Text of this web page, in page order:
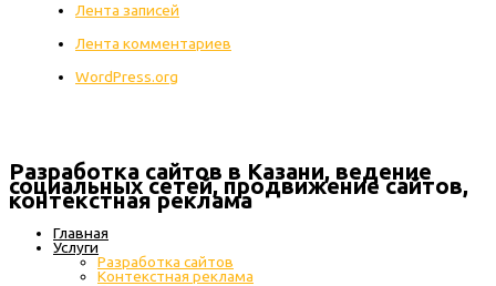
Лента записей
Лента комментариев
WordPress.org
Разработка сайтов в Казани, ведение
социальных сетей, продвижение сайтов,
контекстная реклама
Главная
Услуги
Разработка сайтов
Контекстная реклама